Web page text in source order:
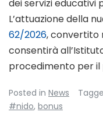
dei servizi educativi
L’attuazione della
62/2026, convertito
consentirà
procedimento per
Posted in News
#nido, bonus